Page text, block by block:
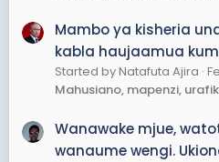
Mambo ya kisheria
kabla haujaamua
Started by Natafuta Ajira
Mahusiano, mapenzi,
Wanawake mjue,
wanaume wengi.